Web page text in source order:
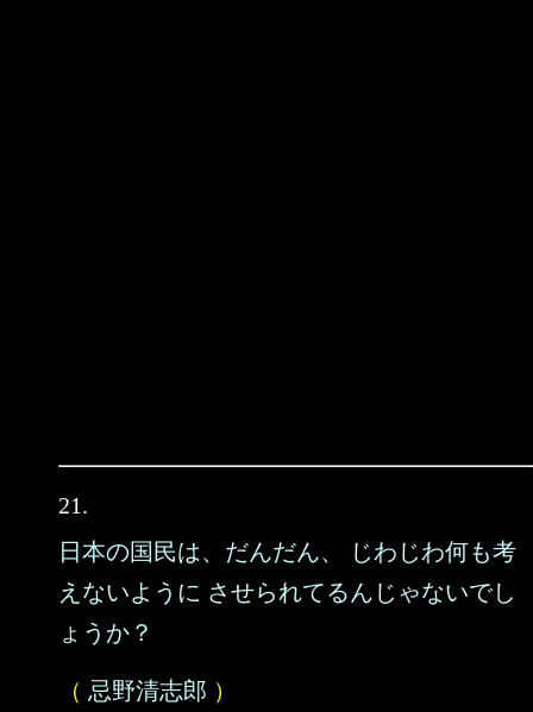
21.
日本の国民は、だんだん、 じわじわ何も考
えないように させられてるんじゃないでし
ょうか？
（ 忌野清志郎 ）